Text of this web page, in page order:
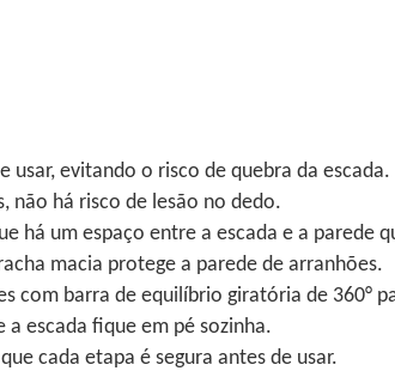
usar, evitando o risco de quebra da escada.
não há risco de lesão no dedo.
há um espaço entre a escada e a parede
macia protege a parede de arranhões.
com barra de equilíbrio giratória de 360°
escada fique em pé sozinha.
cada etapa é segura antes de usar.